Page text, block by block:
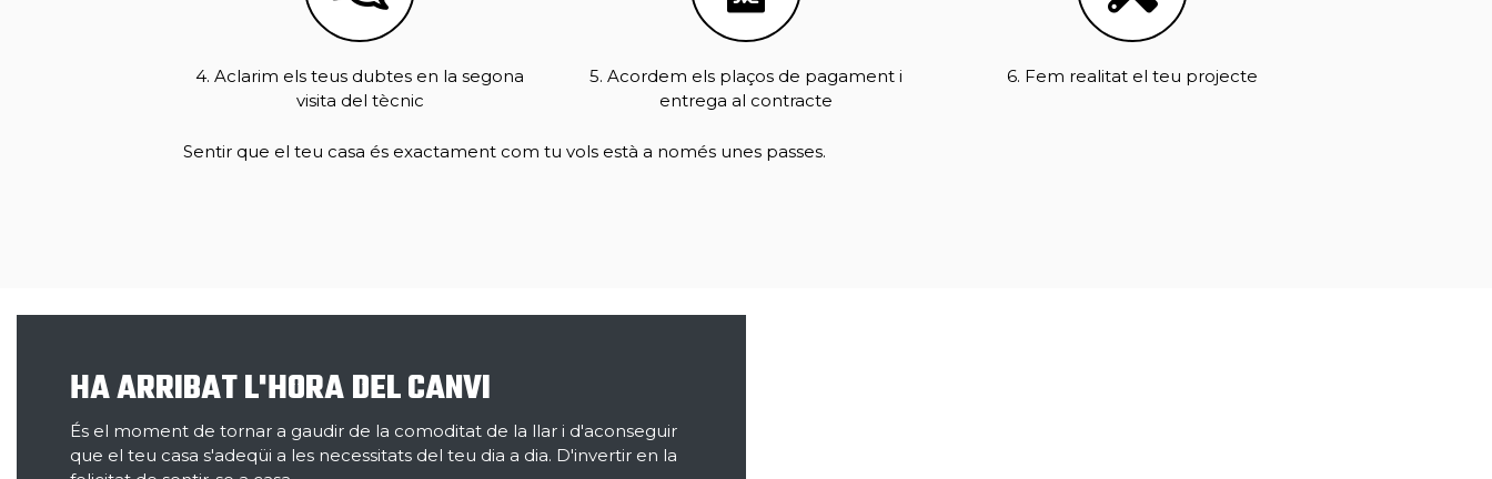
4. Aclarim els teus dubtes en la segona
visita del tècnic
5. Acordem els plaços de pagament i
entrega al contracte
6. Fem realitat el teu projecte
Sentir que el teu casa és exactament com tu vols està a només unes passes.
HA ARRIBAT L'HORA DEL CANVI
És el moment de tornar a gaudir de la comoditat de la llar i d'aconseguir
que el teu casa s'adeqüi a les necessitats del teu dia a dia. D'invertir en la